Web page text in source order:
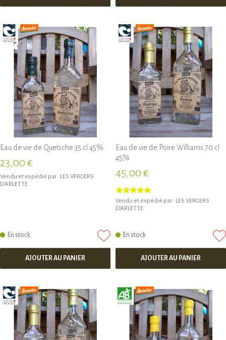
Eau de vie de Quetsche 35 cl 45%
23,00 €
Vendu et expédié par : LES VERGERS
D'ARLETTE
En stock
AJOUTER AU PANIER
Eau de vie de Poire Williams 70 cl
45%
45,00 €
Vendu et expédié par : LES VERGERS
D'ARLETTE
En stock
AJOUTER AU PANIER